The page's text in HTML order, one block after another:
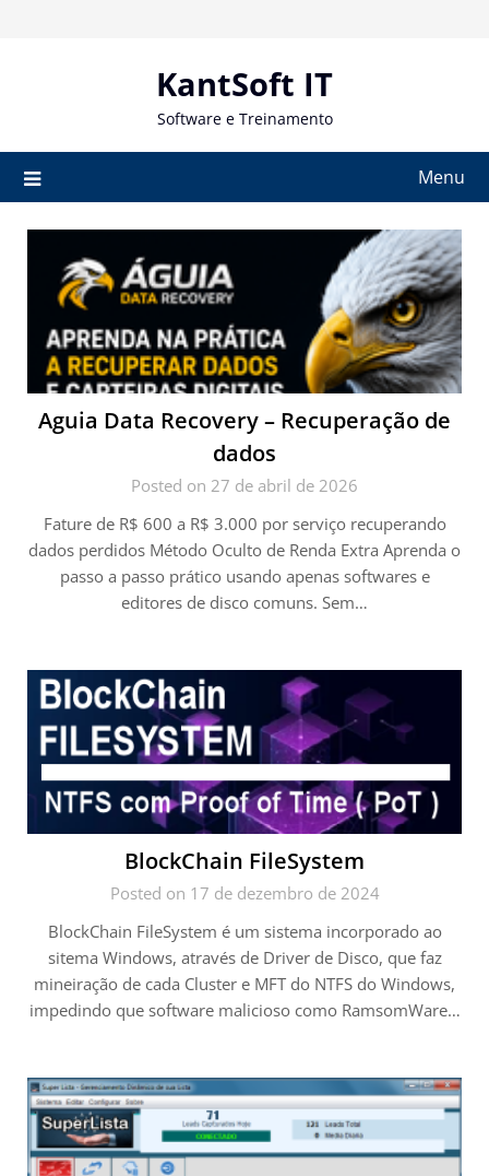
KantSoft IT
Software e Treinamento
Menu
Aguia Data Recovery – Recuperação de
dados
Posted on 27 de abril de 2026
Fature de R$ 600 a R$ 3.000 por serviço recuperando
dados perdidos Método Oculto de Renda Extra Aprenda o
passo a passo prático usando apenas softwares e
editores de disco comuns. Sem…
BlockChain FileSystem
Posted on 17 de dezembro de 2024
BlockChain FileSystem é um sistema incorporado ao
sitema Windows, através de Driver de Disco, que faz
mineiração de cada Cluster e MFT do NTFS do Windows,
impedindo que software malicioso como RamsomWare…